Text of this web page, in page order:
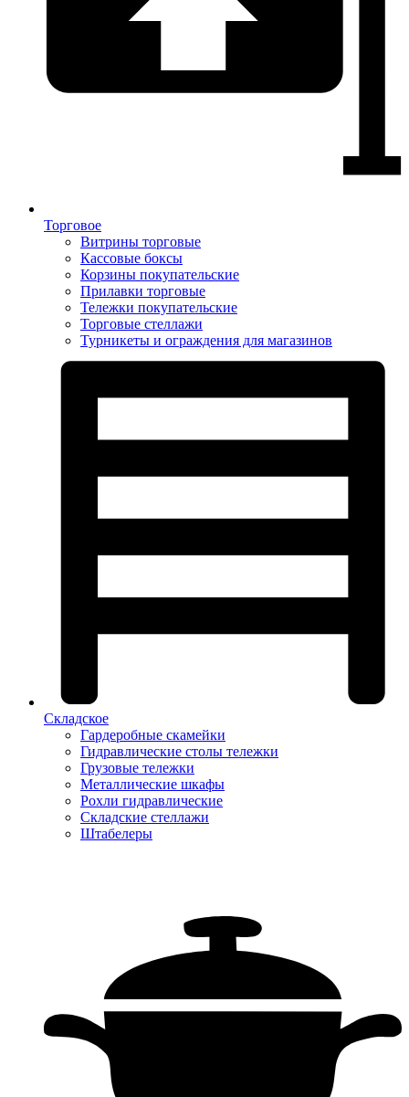
Торговое
Витрины торговые
Кассовые боксы
Корзины покупательские
Прилавки торговые
Тележки покупательские
Торговые стеллажи
Турникеты и ограждения для магазинов
Складское
Гардеробные скамейки
Гидравлические столы тележки
Грузовые тележки
Металлические шкафы
Рохли гидравлические
Складские стеллажи
Штабелеры